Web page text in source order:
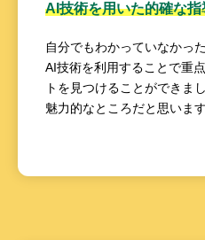
AI技術を用いた的確な
自分でもわかっていなかっ
AI技術を利用することで重
トを見つけることができま
魅力的なところだと思いま